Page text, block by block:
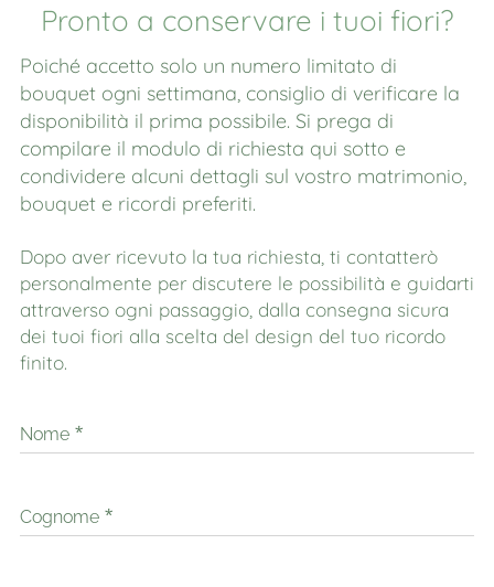
Pronto a conservare i tuoi fiori?
Poiché accetto solo un numero limitato di
bouquet ogni settimana, consiglio di verificare la
disponibilità il prima possibile. Si prega di
compilare il modulo di richiesta qui sotto e
condividere alcuni dettagli sul vostro matrimonio,
bouquet e ricordi preferiti.
Dopo aver ricevuto la tua richiesta, ti contatterò
personalmente per discutere le possibilità e guidarti
attraverso ogni passaggio, dalla consegna sicura
dei tuoi fiori alla scelta del design del tuo ricordo
finito.
Nome
Cognome